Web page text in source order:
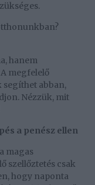
hanem
megfelelő
segíthet abban,
Nézzük, mit
a penész ellen
magas
szellőztetés csak
hogy naponta